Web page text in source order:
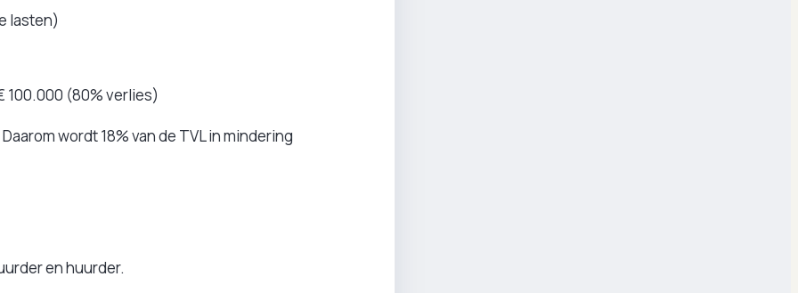
lasten)
100.000 (80% verlies)
wordt 18% van de TVL in mindering
en huurder.